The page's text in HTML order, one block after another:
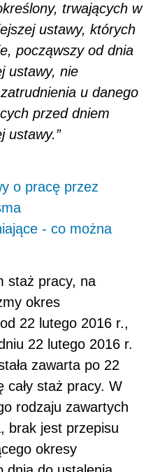
trwających w
ustawy, których
począwszy od dnia
ustawy, nie
u danego
przed dniem
ustawy.”
o pracę przez
- co można
staż pracy, na
okres
22 lutego 2016 r.,
22 lutego 2016 r.
zawarta po 22
cały staż pracy. W
rodzaju zawartych
brak jest przepisu
okresy